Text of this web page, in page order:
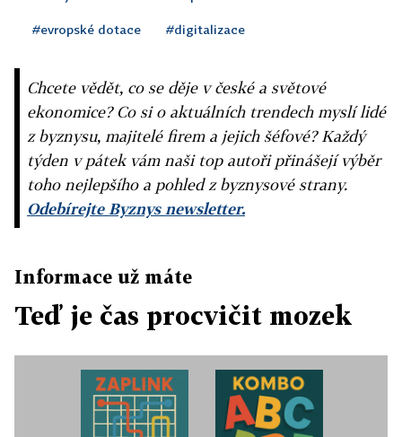
#evropské dotace #digitalizace
Chcete vědět, co se děje v české a světové
ekonomice? Co si o aktuálních trendech myslí lidé
z byznysu, majitelé firem a jejich šéfové? Každý
týden v pátek vám naši top autoři přinášejí výběr
toho nejlepšího a pohled z byznysové strany.
Odebírejte Byznys newsletter.
Informace už máte
Teď je čas procvičit mozek